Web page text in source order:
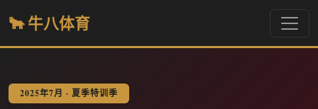
🐂 牛八体育
2025年7月 · 夏季特训季